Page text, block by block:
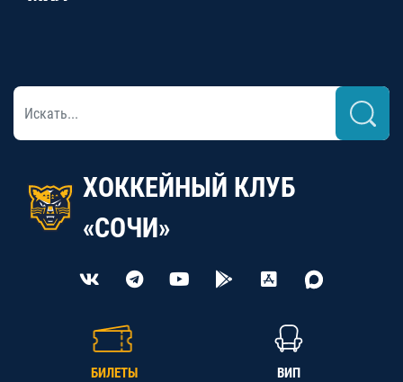
ХОККЕЙНЫЙ КЛУБ
«СОЧИ»
БИЛЕТЫ ВИП